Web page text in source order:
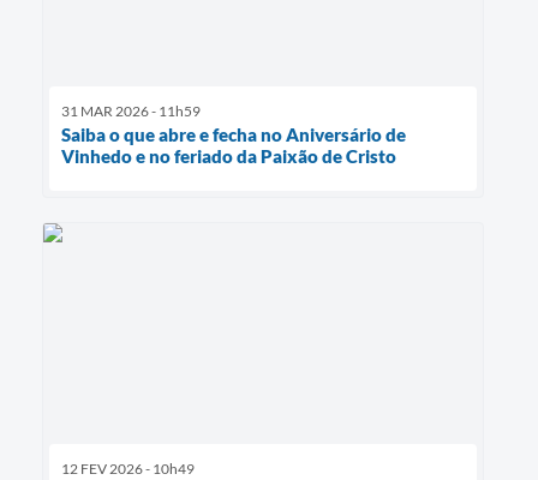
31 MAR 2026 - 11h59
Saiba o que abre e fecha no Aniversário de
Vinhedo e no feriado da Paixão de Cristo
12 FEV 2026 - 10h49